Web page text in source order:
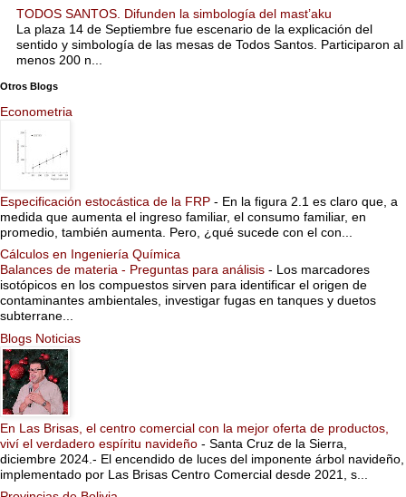
TODOS SANTOS. Difunden la simbología del mast’aku
La plaza 14 de Septiembre fue escenario de la explicación del
sentido y simbología de las mesas de Todos Santos. Participaron al
menos 200 n...
Otros Blogs
Econometria
Especificación estocástica de la FRP - En la figura 2.1 es claro que, a
medida que aumenta el ingreso familiar, el consumo familiar, en
promedio, también aumenta. Pero, ¿qué sucede con el con...
Cálculos en Ingeniería Química
Balances de materia - Preguntas para análisis - Los marcadores
isotópicos en los compuestos sirven para identificar el origen de
contaminantes ambientales, investigar fugas en tanques y duetos
subterrane...
Blogs Noticias
En Las Brisas, el centro comercial con la mejor oferta de productos,
viví el verdadero espíritu navideño - Santa Cruz de la Sierra,
diciembre 2024.- El encendido de luces del imponente árbol navideño,
implementado por Las Brisas Centro Comercial desde 2021, s...